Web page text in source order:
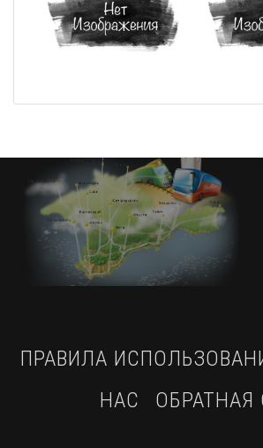
ПРАВИЛА
НАС
ОБРАТНАЯ